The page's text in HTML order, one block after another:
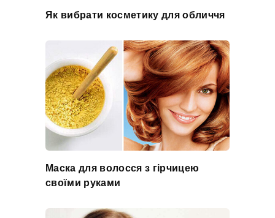
Як вибрати косметику для обличчя
Маска для волосся з гірчицею
своїми руками